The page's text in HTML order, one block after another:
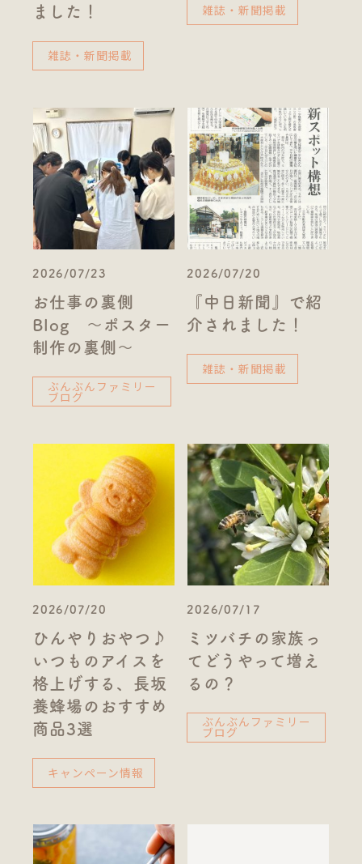
ました！
雑誌・新聞掲載
雑誌・新聞掲載
2026/07/23
お仕事の裏側
Blog ～ポスター
制作の裏側～
ぶんぶんファミリー
ブログ
2026/07/20
『中日新聞』で紹
介されました！
雑誌・新聞掲載
2026/07/20
ひんやりおやつ♪
いつものアイスを
格上げする、長坂
養蜂場のおすすめ
商品3選
キャンペーン情報
2026/07/17
ミツバチの家族っ
てどうやって増え
るの？
ぶんぶんファミリー
ブログ